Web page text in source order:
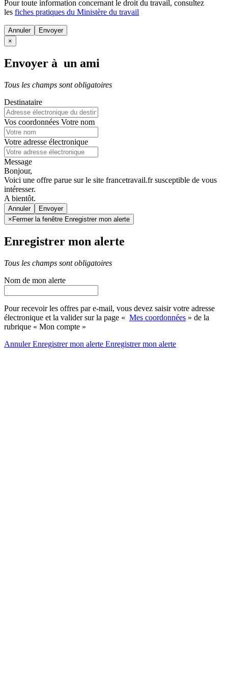
Pour toute information concernant le droit du travail, consultez
les fiches pratiques du Ministère du travail
Annuler
×
Envoyer à un ami
Tous les champs sont obligatoires
Destinataire
Vos coordonnées Votre nom
Votre adresse électronique
Message
Bonjour,
Voici une offre parue sur le site francetravail.fr susceptible de vous
intéresser.
A bientôt.
Annuler
× Fermer la fenêtre Enregistrer mon alerte
Enregistrer mon alerte
Tous les champs sont obligatoires
Nom de mon alerte
Pour recevoir les offres par e-mail, vous devez saisir votre adresse
électronique et la valider sur la page « Mes coordonnées » de la
rubrique « Mon compte »
AnnulerEnregistrer mon alerte Enregistrermon alerte